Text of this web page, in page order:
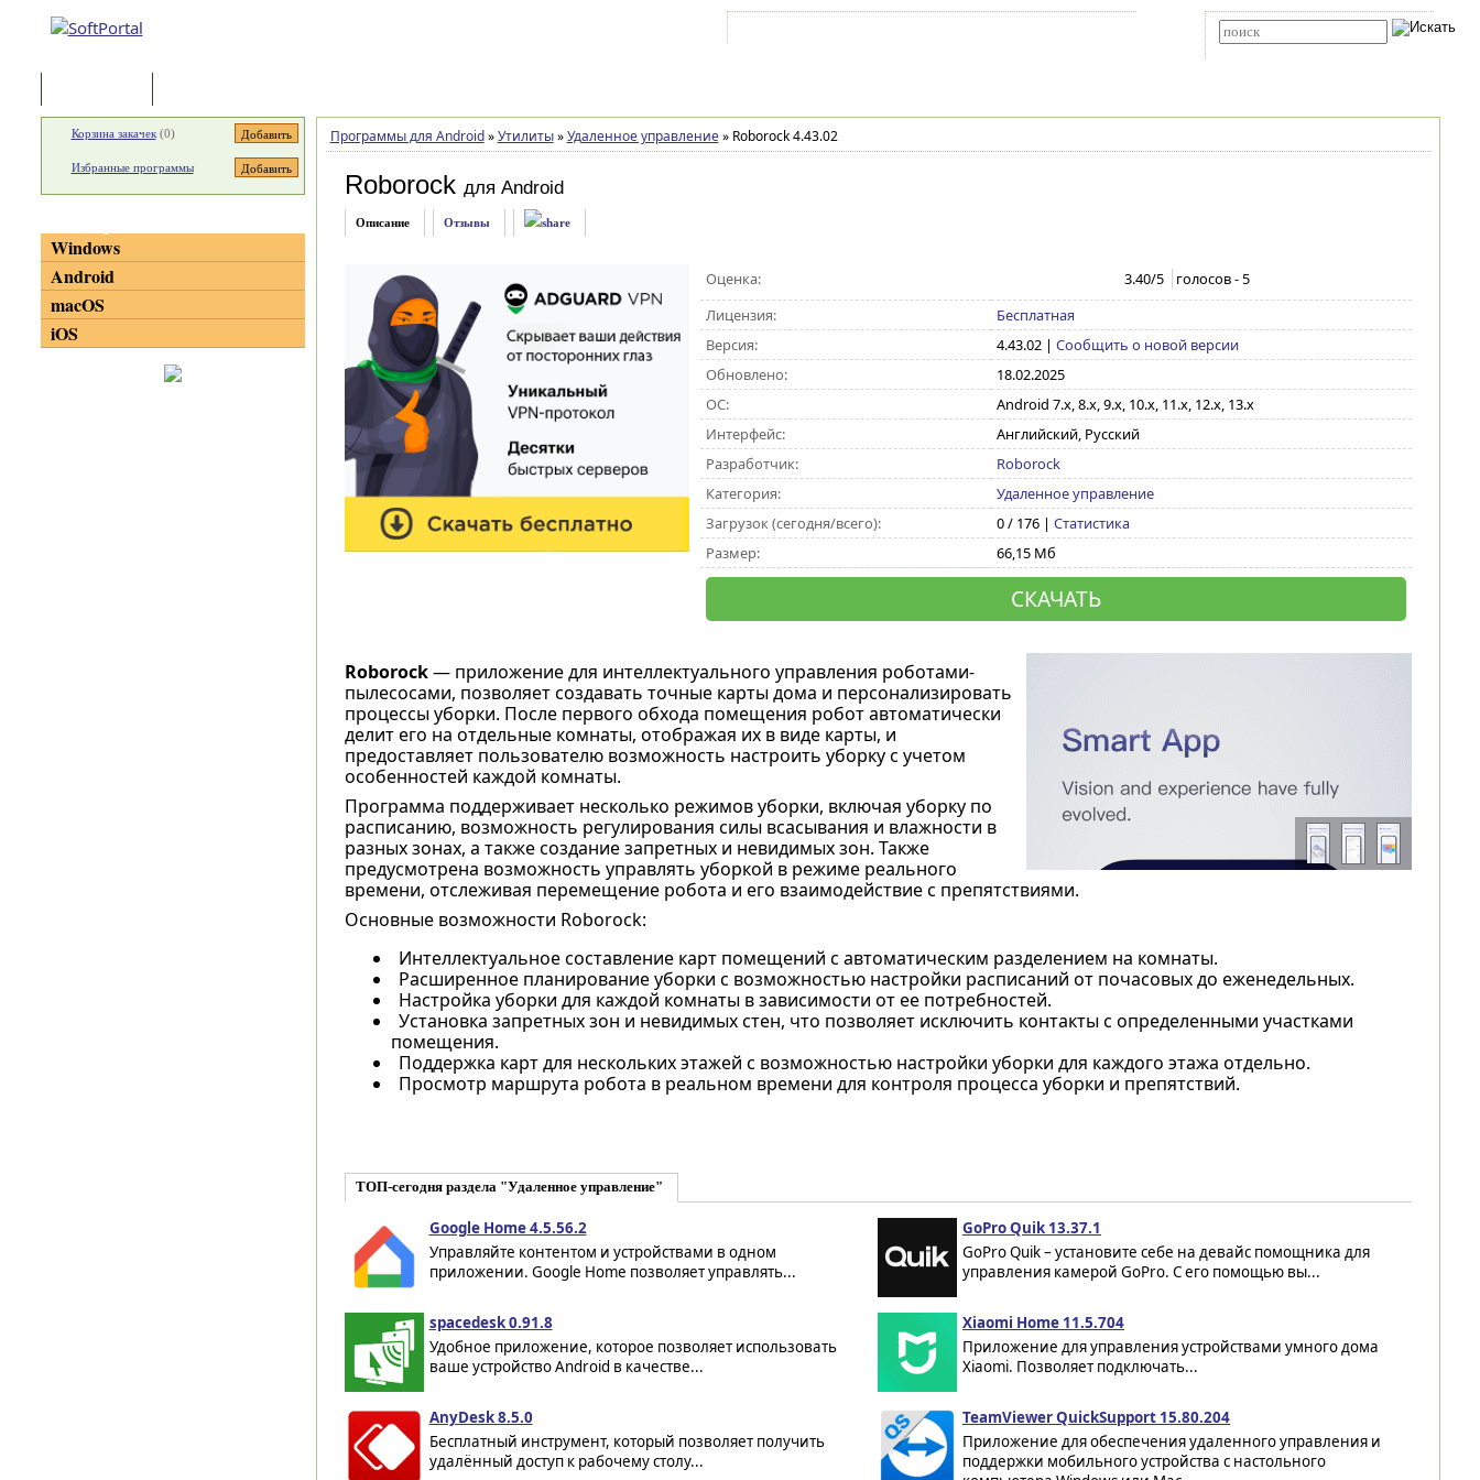
Программы для Android » Утилиты » Удаленное управление »Roborock 4.43.02
Roborock для Android
Описание Отзывы
Оценка: 3.40/5 голосов -5
Лицензия:
Бесплатная
Версия:
4.43.02| Сообщить о новой версии
Обновлено:
18.02.2025
ОС:
Android 7.x, 8.x, 9.x, 10.x, 11.x, 12.x, 13.x
Интерфейс:
Английский, Русский
Разработчик:
Roborock
Категория:
Удаленное управление
Загрузок (сегодня/всего):
0 / 176 | Статистика
Размер:
66,15 Мб
СКАЧАТЬ
Roborock— приложение для интеллектуального управления роботами-
пылесосами, позволяет создавать точные карты дома и персонализировать
процессы уборки. После первого обхода помещения робот автоматически
делит его на отдельные комнаты, отображая их в виде карты, и
предоставляет пользователю возможность настроить уборку с учетом
особенностей каждой комнаты.
Программа поддерживает несколько режимов уборки, включая уборку по
расписанию, возможность регулирования силы всасывания и влажности в
разных зонах, а также создание запретных и невидимых зон. Также
предусмотрена возможность управлять уборкой в режиме реального
времени, отслеживая перемещение робота и его взаимодействие с препятствиями.
Основные возможности Roborock:
Интеллектуальное составление карт помещений с автоматическим разделением на комнаты.
Расширенное планирование уборки с возможностью настройки расписаний от почасовых до еженедельных.
Настройка уборки для каждой комнаты в зависимости от ее потребностей.
Установка запретных зон и невидимых стен, что позволяет исключить контакты с определенными участками
помещения.
Поддержка карт для нескольких этажей с возможностью настройки уборки для каждого этажа отдельно.
Просмотр маршрута робота в реальном времени для контроля процесса уборки и препятствий.
ТОП-сегодня раздела "Удаленное управление"
Google Home 4.5.56.2
Управляйте контентом и устройствами в одном
приложении. Google Home позволяет управлять...
GoPro Quik 13.37.1
GoPro Quik – установите себе на девайс помощника для
управления камерой GoPro. С его помощью вы...
spacedesk 0.91.8
Удобное приложение, которое позволяет использовать
ваше устройство Android в качестве...
Xiaomi Home 11.5.704
Приложение для управления устройствами умного дома
Xiaomi. Позволяет подключать...
AnyDesk 8.5.0
Бесплатный инструмент, который позволяет получить
удалённый доступ к рабочему столу...
TeamViewer QuickSupport 15.80.204
Приложение для обеспечения удаленного управления и
поддержки мобильного устройства с настольного
Корзина закачек(0)
Избранные программы
Windows
Android
macOS
iOS